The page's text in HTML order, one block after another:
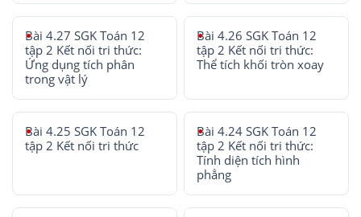
Bài 4.27 SGK Toán 12
tập 2 Kết nối tri thức:
Ứng dụng tích phân
trong vật lý
Bài 4.26 SGK Toán 12
tập 2 Kết nối tri thức:
Thể tích khối tròn xoay
Bài 4.25 SGK Toán 12
tập 2 Kết nối tri thức
Bài 4.24 SGK Toán 12
tập 2 Kết nối tri thức:
Tính diện tích hình
phẳng